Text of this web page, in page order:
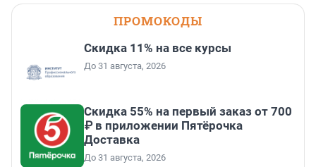
ПРОМОКОДЫ
Скидка 11% на все курсы
До 31 августа, 2026
Скидка 55% на первый заказ от 700
₽ в приложении Пятёрочка
Доставка
До 31 августа, 2026